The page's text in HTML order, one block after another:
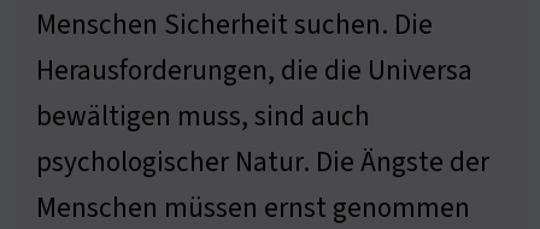
Menschen Sicherheit suchen. Die
Herausforderungen, die die Universa
bewältigen muss, sind auch
psychologischer Natur. Die Ängste der
Menschen müssen ernst genommen